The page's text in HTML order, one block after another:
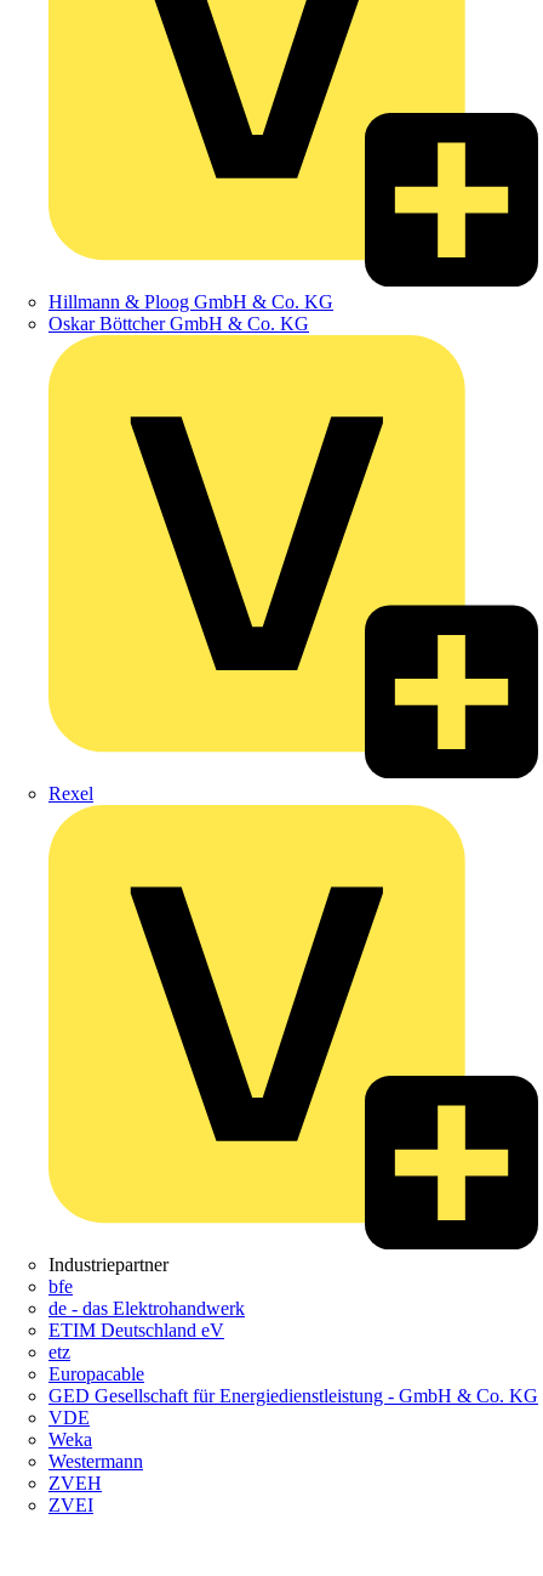
Hillmann & Ploog GmbH & Co. KG
Oskar Böttcher GmbH & Co. KG
Rexel
Industriepartner
bfe
de - das Elektrohandwerk
ETIM Deutschland eV
etz
Europacable
GED Gesellschaft für Energiedienstleistung - GmbH & Co. KG
VDE
Weka
Westermann
ZVEH
ZVEI